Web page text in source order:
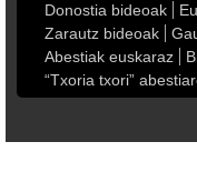
Donostia bideoak
Zarautz bideoak
Abestiak euskaraz
“Txoria txori”